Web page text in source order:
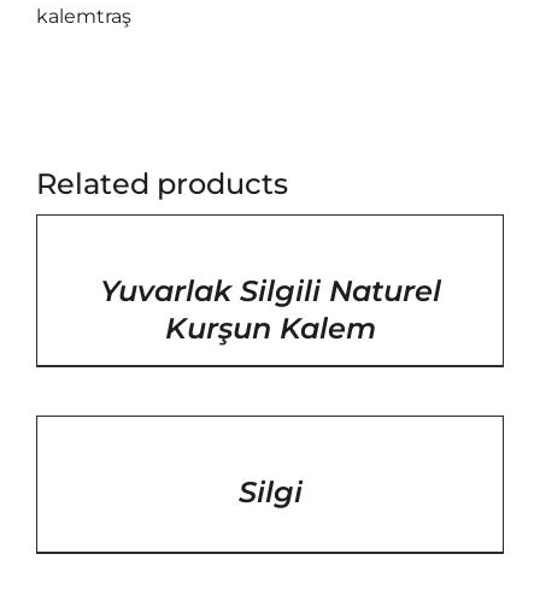
kalemtraş
Related products
Yuvarlak Silgili Naturel
Kurşun Kalem
Silgi